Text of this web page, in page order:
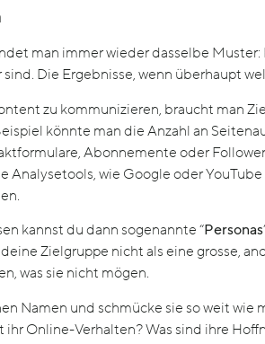
man immer wieder dasselbe
Die Ergebnisse, wenn überhaupt
zu kommunizieren, braucht man
könnte man die Anzahl an
Abonnemente oder
Analysetools, wie Google oder
kannst du dann sogenannte “Personas
Zielgruppe nicht als eine grosse,
was sie nicht mögen.
Namen und schmücke sie so weit
ihr Online-Verhalten? Was sind ihre